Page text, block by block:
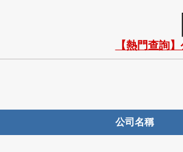
【熱門查詢
公司名稱